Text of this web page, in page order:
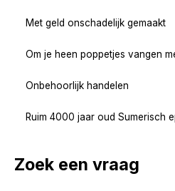
Met geld onschadelijk gemaakt
Om je heen poppetjes vangen
Onbehoorlijk handelen
Ruim 4000 jaar oud Sumerisch
Zoek een vraag